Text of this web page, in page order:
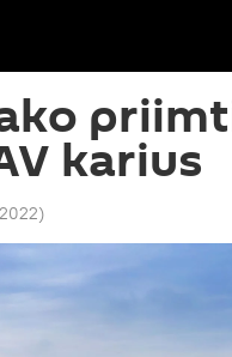
karius
)